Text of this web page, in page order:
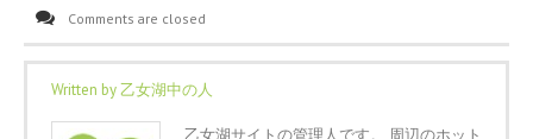
Comments are closed
Written by乙女湖中の人
乙女湖サイトの管理人です。 周辺のホット